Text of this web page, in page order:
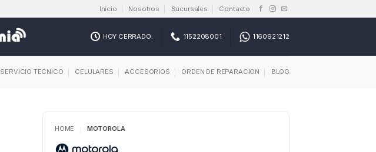
Inicio Nosotros Sucursales Contacto
HOY CERRADO. 1152208001 1160921212
SERVICIO TECNICO CELULARES ACCESORIOS ORDEN DE REPARACION BLOG
HOME MOTOROLA